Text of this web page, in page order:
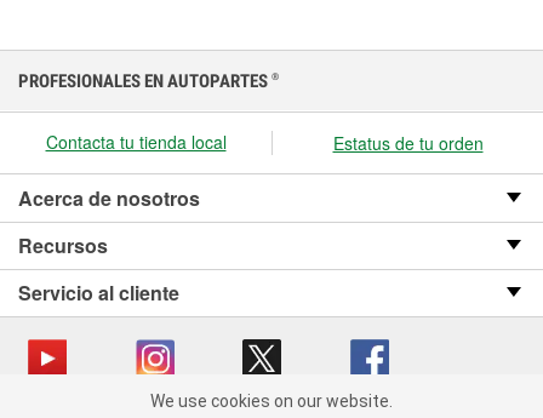
We use cookies on our website. By clicking "Accept", you consent
PROFESIONALES EN AUTOPARTES ®
Contacta tu tienda local Estatus de tu orden
Acerca de nosotros
Recursos
Servicio al cliente
We use cookies on our website.